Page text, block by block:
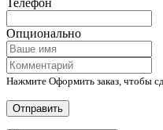
Телефон
Опционально
Нажмите Оформить заказ, чтобы
Отправить